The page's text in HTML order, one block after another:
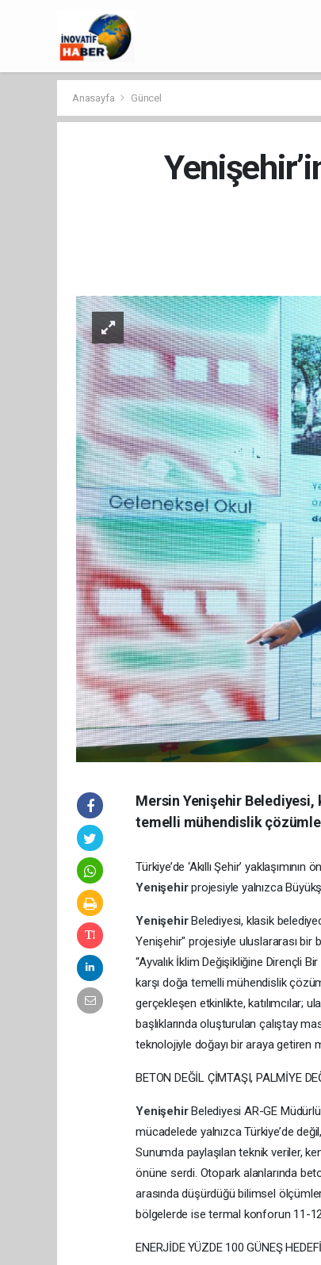
Anasayfa Güncel
Mersin Yenişehir Belediyesi,
temelli mühendislik
Türkiye’de ‘Akıllı Şehir’
Yenişehirprojesiyle yalnızca
YenişehirBelediyesi, klasik
Yenişehir" projesiyle uluslararası bir
“Ayvalık İklim Değişikliğine Dirençli
karşı doğa temelli mühendislik
gerçekleşen etkinlikte, katılımcılar;
başlıklarında oluşturulan çalıştay
teknolojiyle doğayı bir araya getiren
BETON DEĞİL ÇİMTAŞI, PALMİYE
YenişehirBelediyesi AR-GE
mücadelede yalnızca Türkiye’de
Sunumda paylaşılan teknik veriler,
önüne serdi. Otopark alanlarında
arasında düşürdüğü bilimsel
bölgelerde ise termal konforun 11-12
ENERJİDE YÜZDE 100 GÜNEŞ HEDEFİ